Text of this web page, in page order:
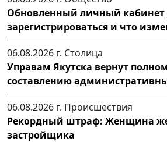
Обновленный личный кабинет
зарегистрироваться и что
06.08.2026 г. Столица
Управам Якутска вернут
составлению
06.08.2026 г. Происшествия
Рекордный штраф: Женщина
застройщика